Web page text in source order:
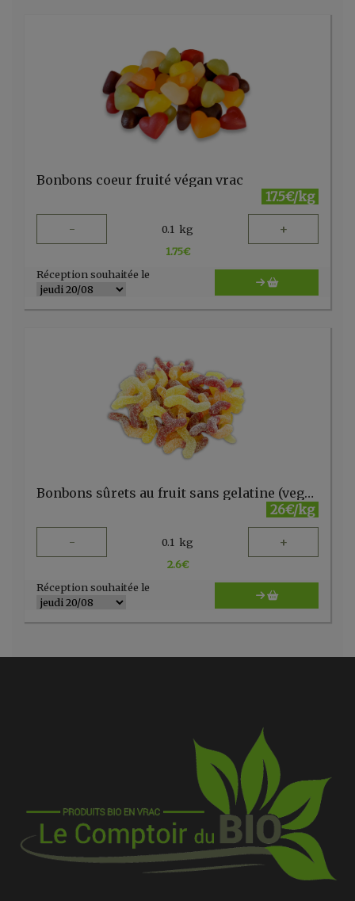
Bonbons coeur fruité végan vrac
17.5€/kg
- 0.1 kg +
1.75€
Réception souhaitée le
Bonbons sûrets au fruit sans gelatine (vegan) vrac
26€/kg
- 0.1 kg +
2.6€
Réception souhaitée le